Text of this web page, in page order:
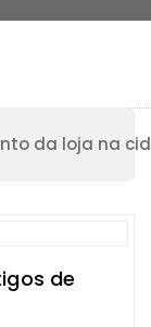
da loja na
de